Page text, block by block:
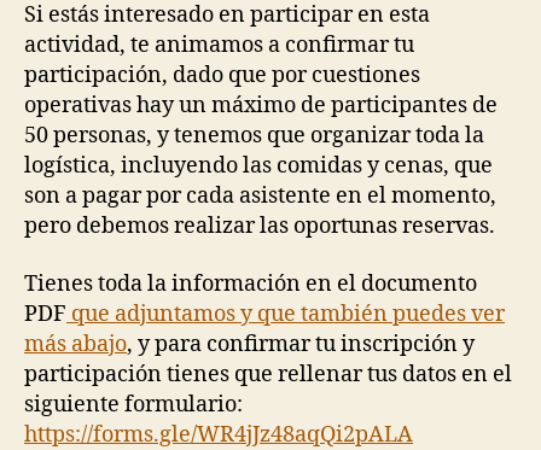
Si estás interesado en participar en esta
actividad, te animamos a confirmar tu
participación, dado que por cuestiones
operativas hay un máximo de participantes de
50 personas, y tenemos que organizar toda la
logística, incluyendo las comidas y cenas, que
son a pagar por cada asistente en el momento,
pero debemos realizar las oportunas reservas.
Tienes toda la información en el documento
PDF que adjuntamos y que también puedes ver
más abajo, y para confirmar tu inscripción y
participación tienes que rellenar tus datos en el
siguiente formulario:
https://forms.gle/WR4jJz48aqQi2pALA